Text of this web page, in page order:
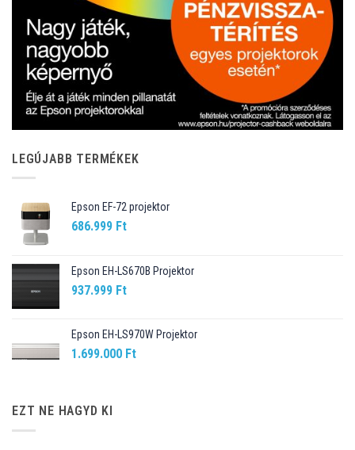
LEGÚJABB TERMÉKEK
Epson EF-72 projektor
686.999 Ft
Epson EH-LS670B Projektor
937.999 Ft
Epson EH-LS970W Projektor
1.699.000 Ft
EZT NE HAGYD KI